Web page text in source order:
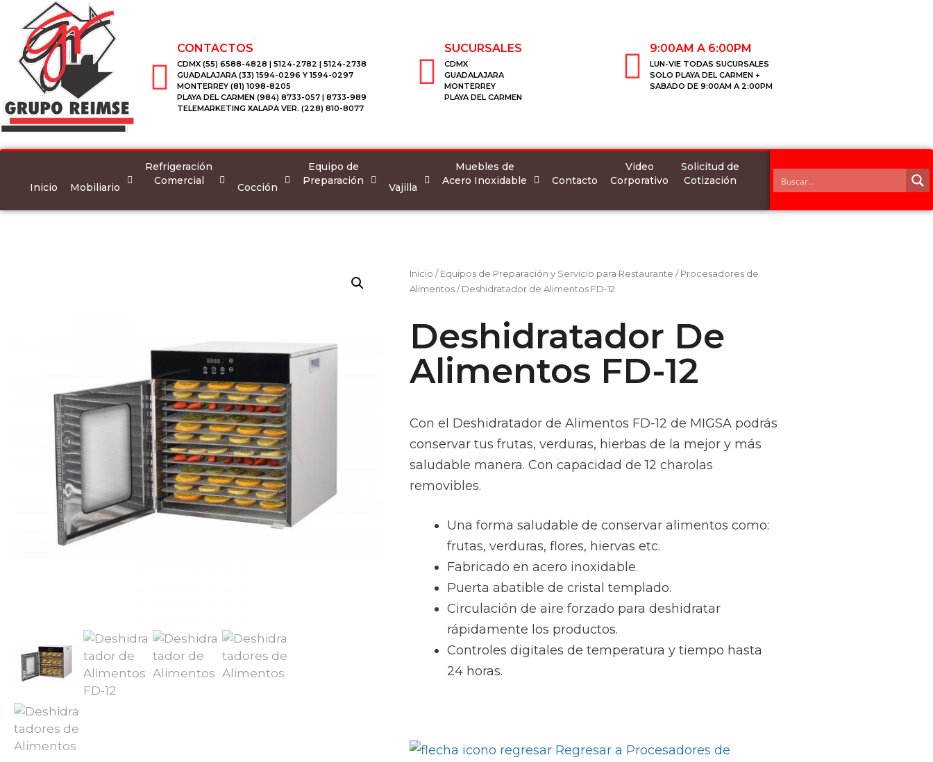
CONTACTOS
CDMX (55) 6588-4828 | 5124-2782 | 5124-2738
GUADALAJARA (33) 1594-0296 Y 1594-0297
MONTERREY (81) 1098-8205
PLAYA DEL CARMEN (984) 8733-057 | 8733-989
TELEMARKETING XALAPA VER. (228) 810-8077
SUCURSALES
CDMX
GUADALAJARA
MONTERREY
PLAYA DEL CARMEN
9:00AM A 6:00PM
LUN-VIE TODAS SUCURSALES
SOLO PLAYA DEL CARMEN +
SABADO DE 9:00AM A 2:00PM
Inicio Mobiliario
Refrigeración
Comercial
Cocción
Equipo de
Preparación
Vajilla
Muebles de
Acero Inoxidable
Contacto
Video
Corporativo
Solicitud de
Cotización
Inicio /Equipos de Preparación y Servicio para Restaurante /Procesadores de
Alimentos/ Deshidratador de Alimentos FD-12
Deshidratador De
Alimentos FD-12
Con el Deshidratador de Alimentos FD-12 de MIGSA podrás
conservar tus frutas, verduras, hierbas de la mejor y más
saludable manera. Con capacidad de 12 charolas
removibles.
Una forma saludable de conservar alimentos como:
frutas, verduras, flores, hiervas etc.
Fabricado en acero inoxidable.
Puerta abatible de cristal templado.
Circulación de aire forzado para deshidratar
rápidamente los productos.
Controles digitales de temperatura y tiempo hasta
24 horas.
Regresar a Procesadores de